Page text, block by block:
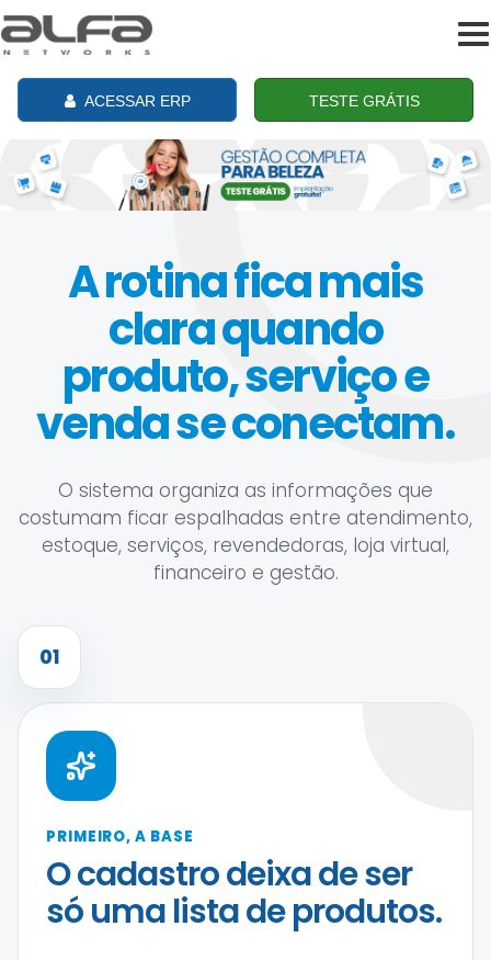
ACESSAR ERP TESTE GRÁTIS
A rotina fica mais
clara quando
produto, serviço e
venda se conectam.
O sistema organiza as informações que
costumam ficar espalhadas entre atendimento,
estoque, serviços, revendedoras, loja virtual,
financeiro e gestão.
01
PRIMEIRO, A BASE
O cadastro deixa de ser
só uma lista de produtos.